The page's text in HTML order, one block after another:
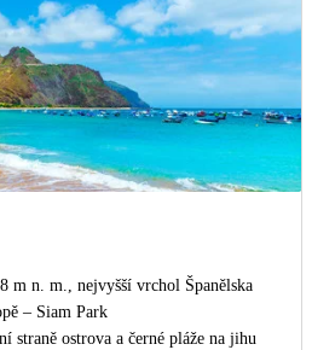
m n. m., nejvyšší vrchol Španělska
– Siam Park
straně ostrova a černé pláže na jihu